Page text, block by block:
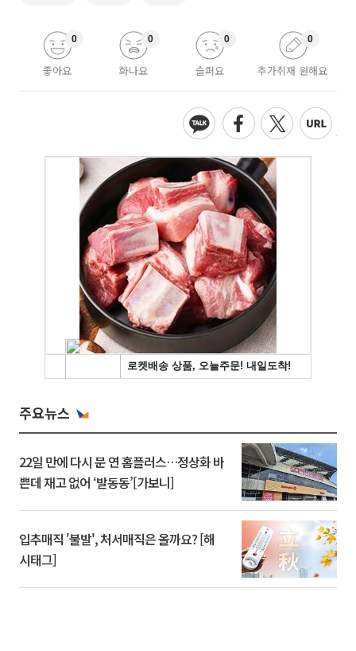
좋아요
0
화나요
0
슬퍼요
0
추가취재 원해요
0
주요뉴스
22일 만에 다시 문 연 홈플러스…정상화 바
쁜데 재고 없어 ‘발동동’[가보니]
입추매직 '불발', 처서매직은 올까요? [해
시태그]